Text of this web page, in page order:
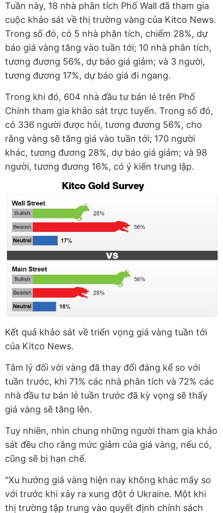
Tuần này, 18 nhà phân tích Phố Wall đã tham gia
cuộc khảo sát về thị trường vàng của Kitco News.
Trong số đó, có 5 nhà phân tích, chiếm 28%, dự
báo giá vàng tăng vào tuần tới; 10 nhà phân tích,
tương đương 56%, dự báo giá giảm; và 3 người,
tương đương 17%, dự báo giá đi ngang.
Trong khi đó, 604 nhà đầu tư bán lẻ trên Phố
Chính tham gia khảo sát trực tuyến. Trong số đó,
có 336 người được hỏi, tương đương 56%, cho
rằng vàng sẽ tăng giá vào tuần tới; 170 người
khác, tương đương 28%, dự báo giá giảm; và 98
người, tương đương 16%, có ý kiến trung lập.
Kết quả khảo sát về triển vọng giá vàng tuần tới
của Kitco News.
Tâm lý đối với vàng đã thay đổi đáng kể so với
tuần trước, khi 71% các nhà phân tích và 72% các
nhà đầu tư bán lẻ tuần trước đã kỳ vọng sẽ thấy
giá vàng sẽ tăng lên.
Tuy nhiên, nhìn chung những người tham gia khảo
sát đều cho rằng mức giảm của giá vàng, nếu có,
cũng sẽ bị hạn chế.
"Xu hướng giá vàng hiện nay không khác mấy so
với trước khi xảy ra xung đột ở Ukraine. Một khi
thị trường tập trung vào quyết định chính sách